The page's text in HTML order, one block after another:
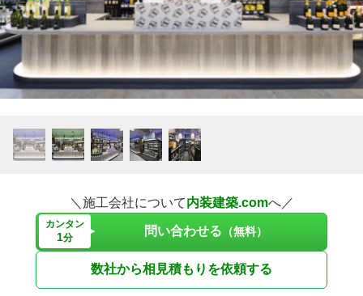
＼施工会社について内装建築.comへ／
カンタン
1分 問い合わせる （無料）
数社から相見積もりを依頼する